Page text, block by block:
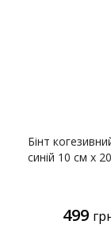
Бінт
синій 10 см х
499